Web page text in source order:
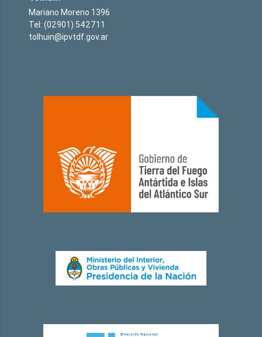
Mariano Moreno 1396
Tel: (02901) 542711
tolhuin@ipvtdf.gov.ar